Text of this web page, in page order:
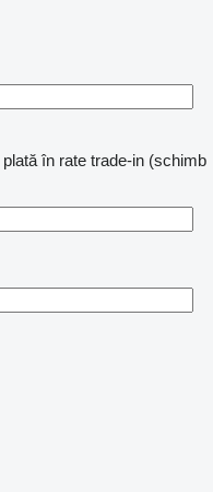
plată în rate trade-in (schimb